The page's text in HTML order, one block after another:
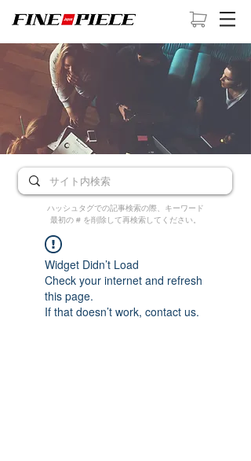
ハッシュタグでの記事検索の際、キーワード
最初の # を削除して再検索してください。
Widget Didn’t Load
Check your internet and refresh
this page.
If that doesn’t work, contact us.